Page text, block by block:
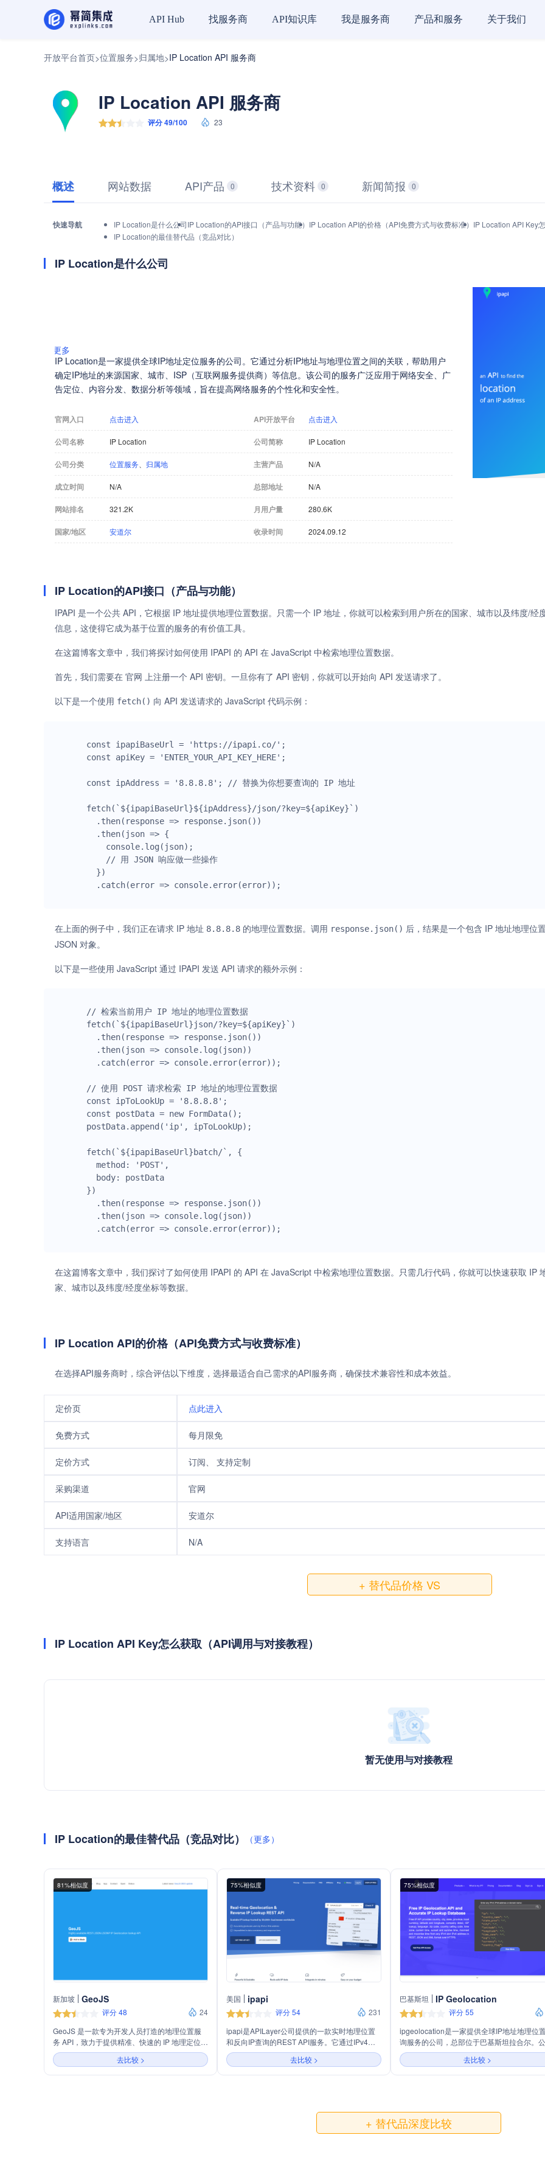
API Hub 找服务商 API知识库 我是服务商 产品和服务 关于我们
开放平台首页>位置服务>归属地>IP Location API 服务商
IP Location API 服务商
评分 49/100 23
概述 网站数据 API产品 0 技术资料 0 新闻简报 0
快速导航 IP Location是什么公司IP Location的API接口（产品与功能） IP Location API的价格（API免费方式与收费标准） IP Location API Key
IP Location的最佳替代品（竞品对比）
IP Location是什么公司
更多
IP Location是一家提供全球IP地址定位服务的公司。它通过分析IP地址与地理位置之间的关联，帮助用户
确定IP地址的来源国家、城市、ISP（互联网服务提供商）等信息。该公司的服务广泛应用于网络安全、广
告定位、内容分发、数据分析等领域，旨在提高网络服务的个性化和安全性。
官网入口 点击进入 API开放平台 点击进入
公司名称 IP Location 公司简称 IP Location
公司分类 位置服务 归属地 主营产品 N/A
成立时间 N/A 总部地址 N/A
网站排名 321.2K 月用户量 280.6K
国家/地区 安道尔 收录时间 2024.09.12
IP Location的API接口（产品与功能）
IPAPI 是一个公共 API，它根据 IP 地址提供地理位置数据。只需一个 IP 地址，你就可以检索到用户所在的国家、城市以及纬度/经
信息，这使得它成为基于位置的服务的有价值工具。
在这篇博客文章中，我们将探讨如何使用 IPAPI 的 API 在 JavaScript 中检索地理位置数据。
首先，我们需要在 官网 上注册一个 API 密钥。一旦你有了 API 密钥，你就可以开始向 API 发送请求了。
以下是一个使用 fetch() 向 API 发送请求的 JavaScript 代码示例：
const ipapiBaseUrl = 'https://ipapi.co/';
const apiKey = 'ENTER_YOUR_API_KEY_HERE';
const ipAddress = '8.8.8.8'; // 替换为你想要查询的 IP 地址
fetch(`${ipapiBaseUrl}${ipAddress}/json/?key=${apiKey}`)
在上面的例子中，我们正在请求 IP 地址 8.8.8.8 的地理位置数据。调用 response.json() 后，结果是一个包含 IP 地址地理位
JSON 对象。
以下是一些使用 JavaScript 通过 IPAPI 发送 API 请求的额外示例：
// 检索当前用户 IP 地址的地理位置数据
fetch(`${ipapiBaseUrl}json/?key=${apiKey}`)
// 使用 POST 请求检索 IP 地址的地理位置数据
const ipToLookUp = '8.8.8.8';
const postData = new FormData();
postData.append('ip', ipToLookUp);
fetch(`${ipapiBaseUrl}batch/`, {
})
在这篇博客文章中，我们探讨了如何使用 IPAPI 的 API 在 JavaScript 中检索地理位置数据。只需几行代码，你就可以快速获取 IP
家、城市以及纬度/经度坐标等数据。
IP Location API的价格（API免费方式与收费标准）
在选择API服务商时，综合评估以下维度，选择最适合自己需求的API服务商，确保技术兼容性和成本效益。
定价页 点此进入
免费方式 每月限免
定价方式 订阅、 支持定制
采购渠道 官网
API适用国家/地区 安道尔
支持语言 N/A
+ 替代品价格 VS
IP Location API Key怎么获取（API调用与对接教程）
暂无使用与对接教程
IP Location的最佳替代品（竞品对比） （更多）
81%相似度
新加坡 GeoJS
评分 48
24
GeoJS 是一款专为开发人员打造的地理位置服
务 API，致力于提供精准、快速的 IP 地理定位数
据。无论是 IPv4 还是 IPv6，GeoJS 都能轻松解
析用户的地理位置、时区、国家等信息，以便开
发人员轻松集成到他们的应用程序中。
去比较 >
75%相似度
美国 ipapi
评分 54
231
ipapi是APILayer公司提供的一款实时地理位置
和反向IP查询的REST API服务。它通过IPv4或
IPv6地址准确定位用户，以提供一致的数据和快
速响应。ipapi支持每月100次免费查询，并提供
多种付费计划以满足不同规模的需求。该服务广
去比较 >
75%相似度
巴基斯坦 IP Geolocation
评分 55
ipgeolocation是一家提供全球IP地址地理位
询服务的公司，总部位于巴基斯坦拉合尔。
通过其API服务，能够快速准确地查询IPv4和
IPv6地址的地理位置信息，包括国家、城市
省、经纬度、时区、ISP、货币、国家旗帜等
响应、高准确性和多语言支持为特点，服务
球客户。
去比较 >
+ 替代品深度比较